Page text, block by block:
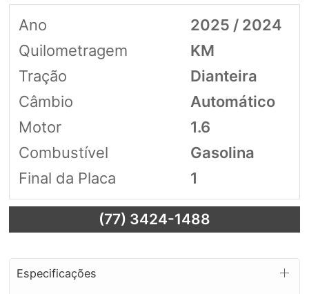
Ano
2025 / 2024
Quilometragem
KM
Tração
Dianteira
Câmbio
Automático
Motor
1.6
Combustível
Gasolina
Final da Placa
1
(77) 3424-1488
Especificações